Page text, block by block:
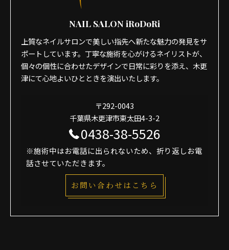
NAIL SALON iRoDoRi
上質なネイルサロンで美しい指先へ新たな魅力の発見をサ
ポートしています。丁寧な施術を心がけるネイリストが、
個々の個性に合わせたデザインで日常に彩りを添え、木更
津にて心地よいひとときを演出いたします。
〒292-0043
千葉県木更津市東太田4-3-2
0438-38-5526
※施術中はお電話に出られないため、折り返しお電
話させていただきます。
お問い合わせはこちら